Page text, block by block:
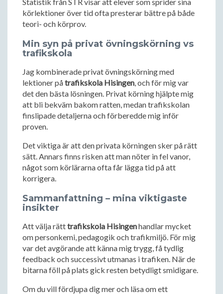
körlektioner över tid ofta presterar bättre på både
teori- och körprov.
Min syn på privat övningskörning vs
trafikskola
Jag kombinerade privat övningskörning med
lektioner påtrafikskola Hisingen, och för mig var
det den bästa lösningen. Privat körning hjälpte mig
att bli bekväm bakom ratten, medan trafikskolan
finslipade detaljerna och förberedde mig inför
proven.
Det viktiga är att den privata körningen sker på rätt
sätt. Annars finns risken att man nöter in fel vanor,
något som körlärarna ofta får lägga tid på att
korrigera.
Sammanfattning – mina viktigaste
insikter
Att välja rätttrafikskola Hisingenhandlar mycket
om personkemi, pedagogik och trafikmiljö. För mig
var det avgörande att känna mig trygg, få tydlig
feedback och successivt utmanas i trafiken. När de
bitarna föll på plats gick resten betydligt smidigare.
Om du vill fördjupa dig mer och läsa om ett